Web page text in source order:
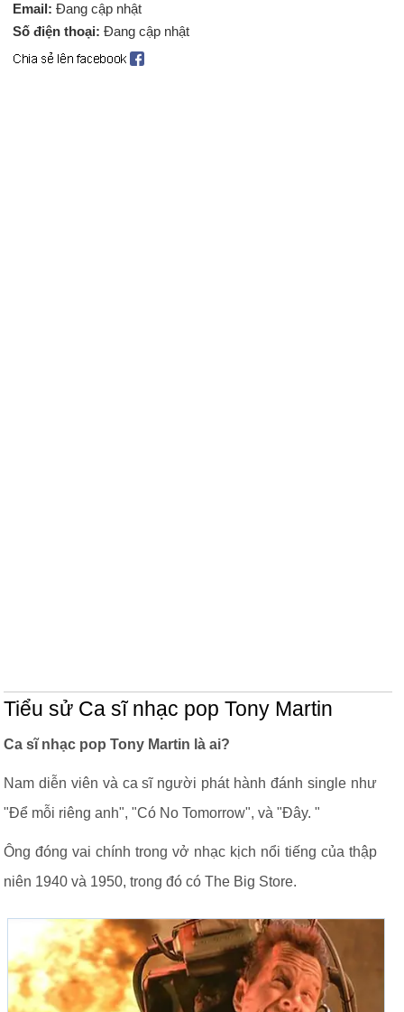
Email: Đang cập nhật
Số điện thoại: Đang cập nhật
Tiểu sử Ca sĩ nhạc pop Tony Martin
Ca sĩ nhạc pop Tony Martin là ai?
Nam diễn viên và ca sĩ người phát hành đánh single như
"Để mỗi riêng anh", "Có No Tomorrow", và "Đây. "
Ông đóng vai chính trong vở nhạc kịch nổi tiếng của thập
niên 1940 và 1950, trong đó có The Big Store.